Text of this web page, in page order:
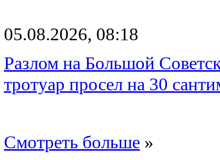
05.08.2026, 08:18
Разлом на Большой
тротуар просел на 30
Смотреть больше »